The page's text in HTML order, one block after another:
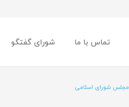
تماس با ما شورای گفتگو
مجلس شورای اسلامی